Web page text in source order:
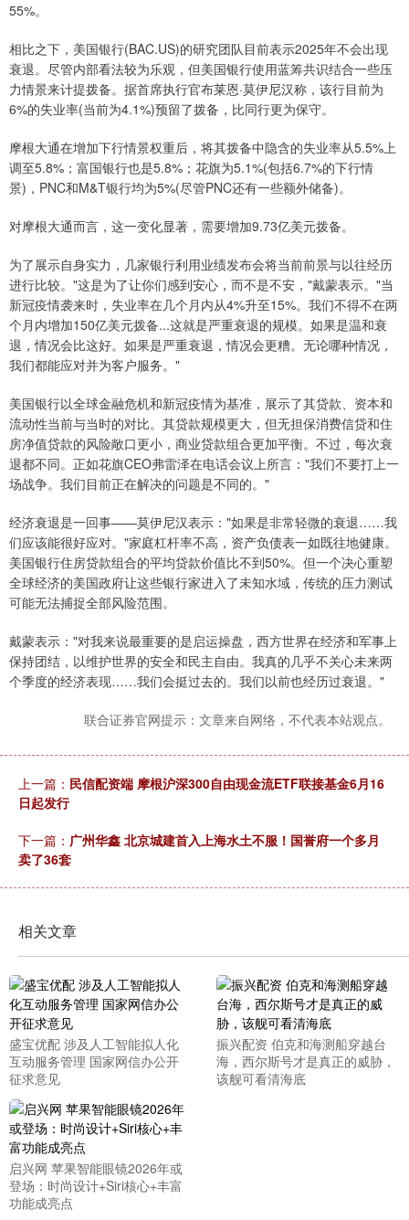
55%。
相比之下，美国银行(BAC.US)的研究团队目前表示2025年不会出现
衰退。尽管内部看法较为乐观，但美国银行使用蓝筹共识结合一些压
力情景来计提拨备。据首席执行官布莱恩·莫伊尼汉称，该行目前为
6%的失业率(当前为4.1%)预留了拨备，比同行更为保守。
摩根大通在增加下行情景权重后，将其拨备中隐含的失业率从5.5%上
调至5.8%；富国银行也是5.8%；花旗为5.1%(包括6.7%的下行情
景)，PNC和M&T银行均为5%(尽管PNC还有一些额外储备)。
对摩根大通而言，这一变化显著，需要增加9.73亿美元拨备。
为了展示自身实力，几家银行利用业绩发布会将当前前景与以往经历
进行比较。"这是为了让你们感到安心，而不是不安，"戴蒙表示。"当
新冠疫情袭来时，失业率在几个月内从4%升至15%。我们不得不在两
个月内增加150亿美元拨备...这就是严重衰退的规模。如果是温和衰
退，情况会比这好。如果是严重衰退，情况会更糟。无论哪种情况，
我们都能应对并为客户服务。"
美国银行以全球金融危机和新冠疫情为基准，展示了其贷款、资本和
流动性当前与当时的对比。其贷款规模更大，但无担保消费信贷和住
房净值贷款的风险敞口更小，商业贷款组合更加平衡。不过，每次衰
退都不同。正如花旗CEO弗雷泽在电话会议上所言："我们不要打上一
场战争。我们目前正在解决的问题是不同的。"
经济衰退是一回事——莫伊尼汉表示："如果是非常轻微的衰退……我
们应该能很好应对。"家庭杠杆率不高，资产负债表一如既往地健康。
美国银行住房贷款组合的平均贷款价值比不到50%。但一个决心重塑
全球经济的美国政府让这些银行家进入了未知水域，传统的压力测试
可能无法捕捉全部风险范围。
戴蒙表示："对我来说最重要的是启运操盘，西方世界在经济和军事上
保持团结，以维护世界的安全和民主自由。我真的几乎不关心未来两
个季度的经济表现……我们会挺过去的。我们以前也经历过衰退。"
联合证券官网提示：文章来自网络，不代表本站观点。
上一篇： 民信配资端 摩根沪深300自由现金流ETF联接基金6月16
日起发行
下一篇： 广州华鑫 北京城建首入上海水土不服！国誉府一个多月
卖了36套
相关文章
盛宝优配 涉及人工智能拟人化
互动服务管理 国家网信办公开
征求意见
振兴配资 伯克和海测船穿越台
海，西尔斯号才是真正的威胁，
该舰可看清海底
启兴网 苹果智能眼镜2026年或
登场：时尚设计+Siri核心+丰富
功能成亮点